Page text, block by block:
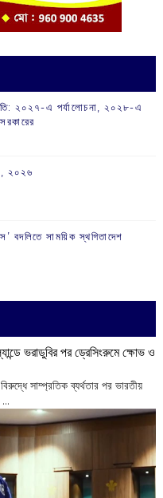
২০২৭-এ পর্যালোচনা, ২০২৮-এ
২০২৬
বদলিতে সাময়িক স্থগিতাদেশ
ভরাডুবির পর ড্রেসিংরুমে ক্ষোভ ও
সাম্প্রতিক ব্যর্থতার পর ভারতীয়